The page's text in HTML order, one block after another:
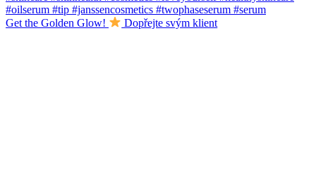
Get the Golden Glow! Dopřejte svým klient